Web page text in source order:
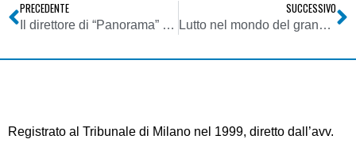
PRECEDENTE
Il direttore di “Panorama” salva gli editori e anticipa Fini
SUCCESSIVO
Lutto nel mondo del grande giornalismo: se n’è andato Claudio Rinaldi
Registrato al Tribunale di Milano nel 1999, diretto dall’avv.